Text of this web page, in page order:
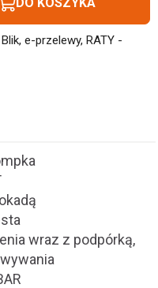
e-przelewy, RATY -
wraz z podpórką,